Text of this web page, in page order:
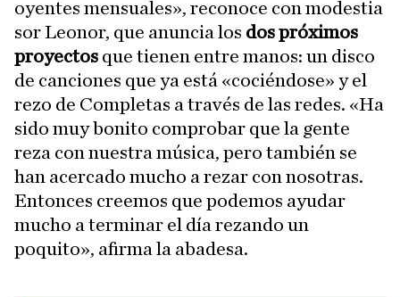
oyentes mensuales», reconoce con modestia
sor Leonor, que anuncia los dos próximos
proyectos que tienen entre manos: un disco
de canciones que ya está «cociéndose» y el
rezo de Completas a través de las redes. «Ha
sido muy bonito comprobar que la gente
reza con nuestra música, pero también se
han acercado mucho a rezar con nosotras.
Entonces creemos que podemos ayudar
mucho a terminar el día rezando un
poquito», afirma la abadesa.